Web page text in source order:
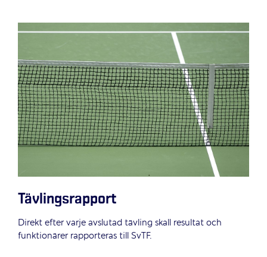
Tävlingsrapport
Direkt efter varje avslutad tävling skall resultat och
funktionärer rapporteras till SvTF.